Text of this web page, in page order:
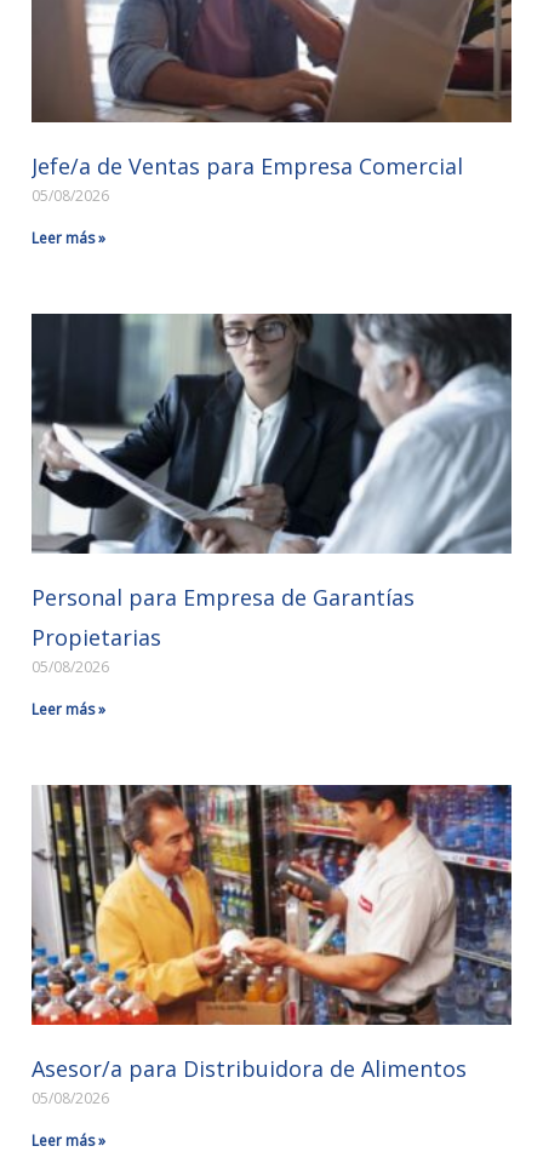
Jefe/a de Ventas para Empresa Comercial
05/08/2026
Leer más »
Personal para Empresa de Garantías
Propietarias
05/08/2026
Leer más »
Asesor/a para Distribuidora de Alimentos
05/08/2026
Leer más »